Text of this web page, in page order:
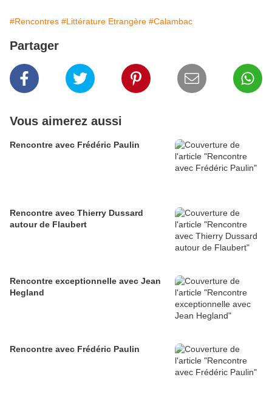
#Rencontres #Littérature Etrangère #Calambac
Partager
Vous aimerez aussi
Rencontre avec Frédéric Paulin
Rencontre avec Thierry Dussard
autour de Flaubert
Rencontre exceptionnelle avec Jean
Hegland
Rencontre avec Frédéric Paulin